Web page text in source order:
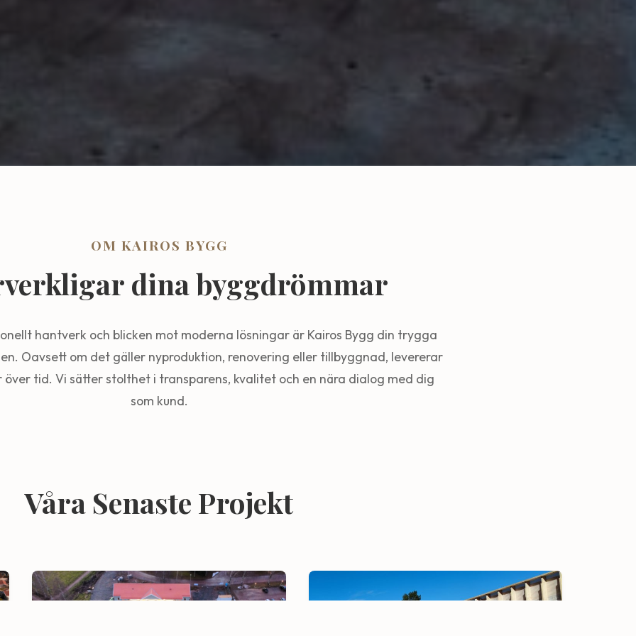
OM KAIROS BYGG
dina byggdrömmar
hantverk och blicken mot moderna lösningar är Kairos Bygg din trygga
Oavsett om det gäller nyproduktion, renovering eller tillbyggnad, levererar
över tid. Vi sätter stolthet i transparens, kvalitet och en nära dialog med dig
som kund.
Våra Senaste Projekt